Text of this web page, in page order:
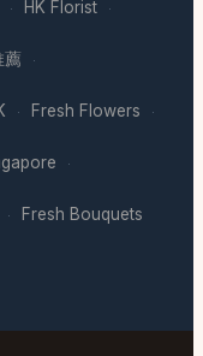
· HK Florist ·
薦 ·
· Fresh Flowers ·
·
· Fresh Bouquets